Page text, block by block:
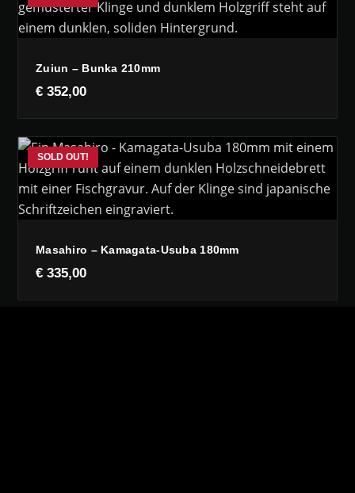
Zuiun – Bunka 210mm
€ 352,00
Masahiro – Kamagata-Usuba 180mm
€ 335,00